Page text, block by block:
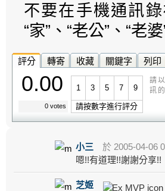
不要在手機通訊
“家”、“老公”、“老
評分 轉寄 收藏 關鍵字 列印
0.00
0 votes
1 3 5 7 9
請按數字進行評分
請
訊
小三
於 2005-04-06
嗯!!有道理!!謝謝分享!!
芝姬